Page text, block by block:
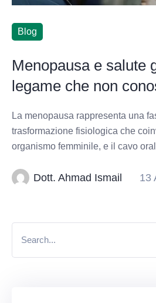
Blog
Menopausa e salute
legame che non
La menopausa rappresenta una
trasformazione fisiologica che
organismo femminile, e il cavo
Dott. Ahmad Ismail 13